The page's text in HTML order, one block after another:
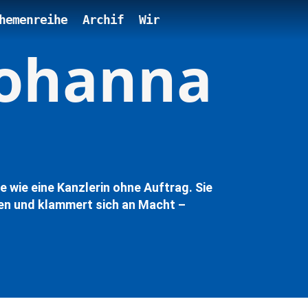
Archif Wir
eine Kanzlerin ohne Auftrag. Sie
und klammert sich an Macht –